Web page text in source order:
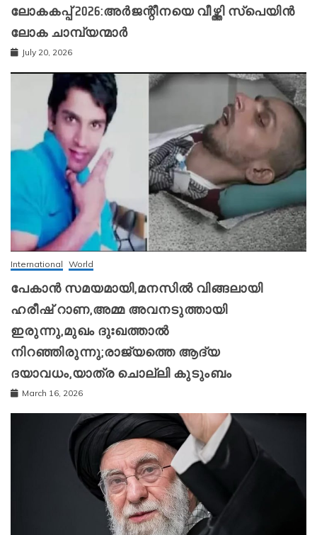
ലോകകപ്പ് 2026:അർജന്റീനയെ വീഴ്ത്തി സ്‌പെയിൻ
ലോക ചാമ്പ്യന്മാർ
July 20, 2026
International World
പേകാൻ സമയമായി,മനസിൽ വിങ്ങലായി
ഹരീഷ് റാണ,അമ്മ അവനടുത്തായി
ഇരുന്നു,മുഖം ദുഃഖത്താൽ
നിറഞ്ഞിരുന്നു;രാജ്യത്തെ ആദ്യ
ദയാവധം,യാത്ര ചൊല്ലി കുടുംബം
March 16, 2026